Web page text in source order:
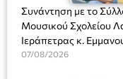
Συνάντηση με το
Μουσικού Σχολείου
Ιεράπετρας κ.
Διευθύντριας του
07/08/2026